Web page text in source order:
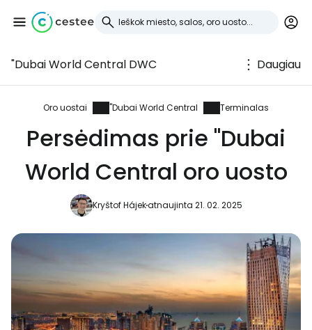
"Dubai World Central DWC Daugiau
Oro uostai "Dubai World Central Terminalas
Persėdimas prie "Dubai
World Central oro uosto
Kryštof Hájekatnaujinta 21. 02. 2025
Prisijunkite prie
Cestee
... pasaulinė kelionių bendruomenė
Tęsti su Facebook
Tęsti el. paštu